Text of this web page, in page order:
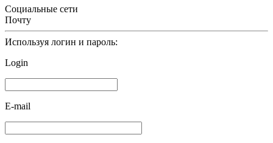
Социальные сети
Почту
Используя логин и пароль:
Login
E-mail